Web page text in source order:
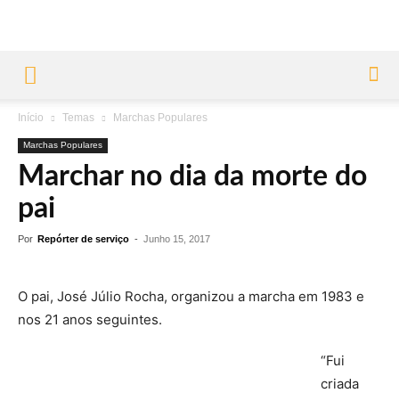
Início Temas Marchas Populares
Marchas Populares
Marchar no dia da morte do
pai
Por Repórter de serviço - Junho 15, 2017
O pai, José Júlio Rocha, organizou a marcha em 1983 e
nos 21 anos seguintes.
“Fui
criada